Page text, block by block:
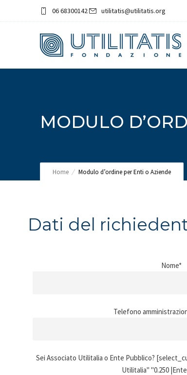
06 68300142 utilitatis@utilitatis.org
MODULO
Home Modulo d’ordine per Enti o Aziende
Dati del
Nome*
Telefono
Sei Associato Utilitalia o Ente Pubblico?
Utilitalia" "0.250